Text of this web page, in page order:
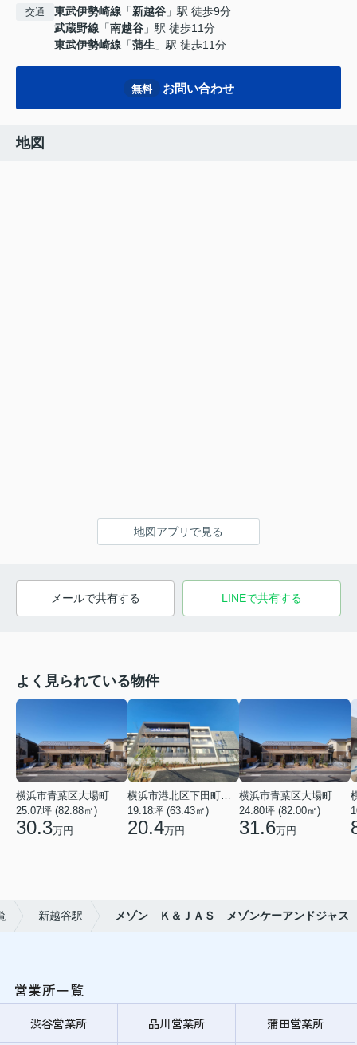
交通 東武伊勢崎線 「新越谷 」駅 徒歩9分
武蔵野線 「南越谷 」駅 徒歩11分
東武伊勢崎線 「蒲生 」駅 徒歩11分
無料 お問い合わせ
地図
地図アプリで見る
メールで共有する LINEで共有する
よく見られている物件
横浜市青葉区大場町
25.07坪 (82.88㎡)
30.3万円
19.18坪 (63.43㎡)
20.4万円
横浜市青葉区大場町
24.80坪 (82.00㎡)
31.6万円
新越谷駅 メゾン Ｋ＆ＪＡＳ メゾンケーアンドジャス
営業所一覧
渋谷営業所 品川営業所 蒲田営業所